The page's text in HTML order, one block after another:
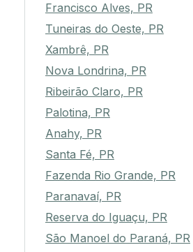
Francisco Alves, PR
Tuneiras do Oeste, PR
Xambrê, PR
Nova Londrina, PR
Ribeirão Claro, PR
Palotina, PR
Anahy, PR
Santa Fé, PR
Fazenda Rio Grande, PR
Paranavaí, PR
Reserva do Iguaçu, PR
São Manoel do Paraná, PR